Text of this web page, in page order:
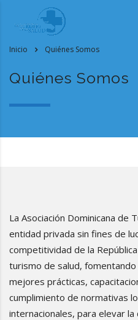
Inicio Quiénes Somos
Quiénes Somos
La Asociación Dominicana de
entidad privada sin fines de
competitividad de la
turismo de salud,
mejores prácticas,
cumplimiento de normativas
internacionales, para elevar